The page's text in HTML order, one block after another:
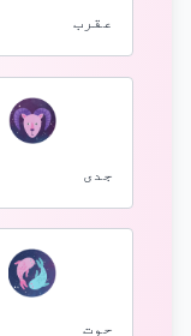
عقرب
جدی
حوت